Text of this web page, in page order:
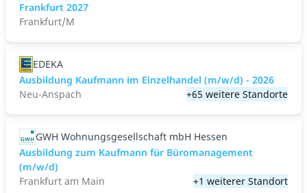
Frankfurt 2027
Frankfurt/M
EDEKA
Ausbildung Kaufmann im Einzelhandel (m/w/d) - 2026
Neu-Anspach
+65 weitere Standorte
GWH Wohnungsgesellschaft mbH Hessen
Ausbildung zum Kauf­mann für Bü­ro­ma­nage­ment
(m/w/d)
Frankfurt am Main
+1 weiterer Standort